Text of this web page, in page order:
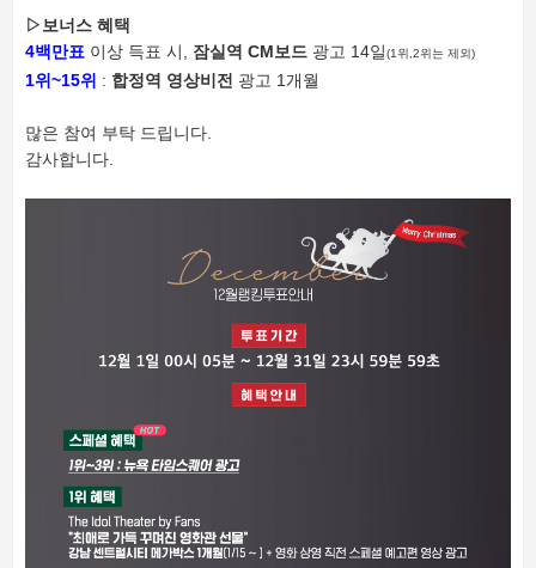
▷보너스 혜택
4백만표 이상 득표 시, 잠실역 CM보드 광고 14일(1위,2위는 제외)
1위~15위 : 합정역 영상비전 광고 1개월
많은 참여 부탁 드립니다.
감사합니다.